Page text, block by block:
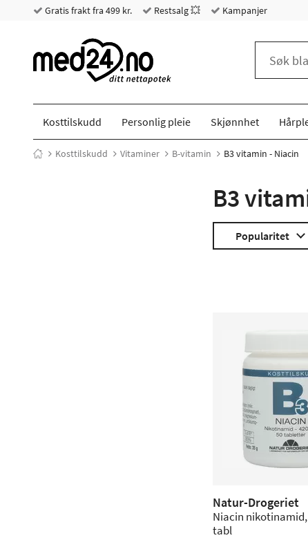
Gratis frakt fra 499 kr. Restsalg 💥 Kampanjer
Kosttilskudd Personlig pleie Skjønnhet
Kosttilskudd Vitaminer B-vitamin B3 vitamin - Niacin
B3
Popularitet
Natur-Drogeriet
Niacin nikotinamid,
tabl